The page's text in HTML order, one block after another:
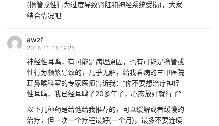
(撸管或性行为过度导致肾脏和神经系统受损)，大家
结合情况吧
awzf
2018-11-18 19:25
神经性耳鸣，有可能是病理原因，也有可能是撸管或
性行为频繁导致的，几乎无解，给我看病的三甲医院
耳鼻喉科室的专家医师告诉我：“你不要想治疗神经
性耳鸣，我已经耳鸣了20多年了，心态放好就行了”
以下几种药是给他给我推荐的，可以缓解或者缓慢的
治疗，但一次一个疗程最好(一个月)，最多不要连续